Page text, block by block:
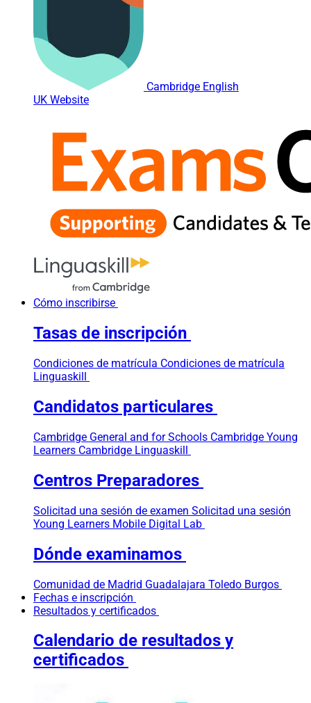
Cambridge English
UK Website
Cómo inscribirse
Tasas de inscripción
Condiciones de matrícula Condiciones de matrícula
Linguaskill
Candidatos particulares
Cambridge General and for Schools Cambridge Young
Learners Cambridge Linguaskill
Centros Preparadores
Solicitad una sesión de examen Solicitad una sesión
Young Learners Mobile Digital Lab
Dónde examinamos
Comunidad de Madrid Guadalajara Toledo Burgos
Fechas e inscripción
Resultados y certificados
Calendario de resultados y
certificados